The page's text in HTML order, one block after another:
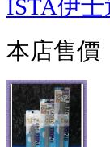
ISTA伊
本店售價